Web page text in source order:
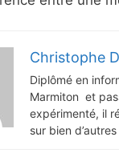
Christophe
Diplômé en
Marmiton et
expérimenté, il
sur bien